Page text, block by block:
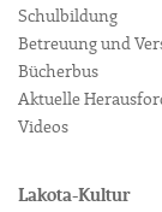
Schulbildung
Betreuung und
Bücherbus
Aktuelle
Videos
Lakota-Kultur